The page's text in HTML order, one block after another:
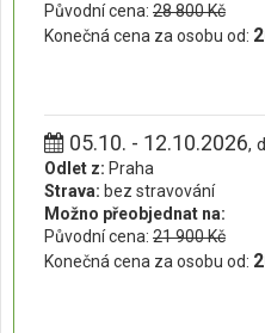
Původní cena: 28 800 Kč
Konečná cena za osobu od:
05.10. - 12.10.2026,
Odlet z: Praha
Strava: bez stravování
Možno přeobjednat na:
Původní cena: 21 900 Kč
Konečná cena za osobu od: